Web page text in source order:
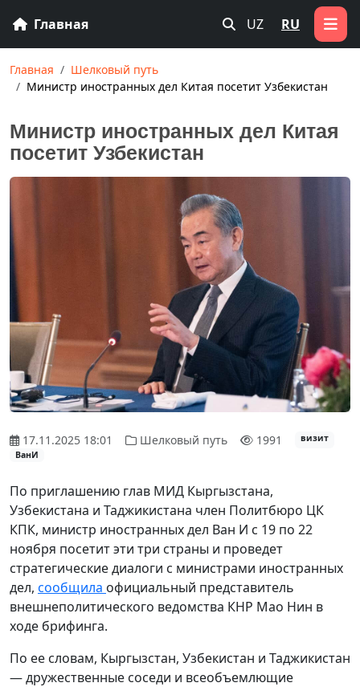
Главная UZ RU
Главная
Шелковый путь
Министр иностранных дел Китая посетит Узбекистан
Министр иностранных дел Китая
посетит Узбекистан
17.11.2025 18:01 Шелковый путь 1991
визит
ВанИ
По приглашению глав МИД Кыргызстана,
Узбекистана и Таджикистана член Политбюро ЦК
КПК, министр иностранных дел Ван И с 19 по 22
ноября посетит эти три страны и проведет
стратегические диалоги с министрами иностранных
дел, сообщила официальный представитель
внешнеполитического ведомства КНР Мао Нин в
ходе брифинга.
По ее словам, Кыргызстан, Узбекистан и Таджикистан
— дружественные соседи и всеобъемлющие